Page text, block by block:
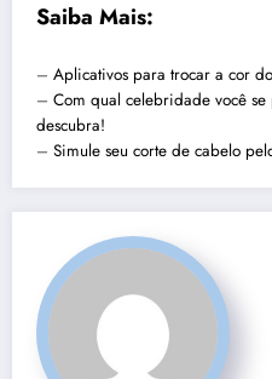
Saiba Mais:
– Aplicativos para trocar a cor
– Com qual celebridade você
descubra!
– Simule seu corte de cabelo